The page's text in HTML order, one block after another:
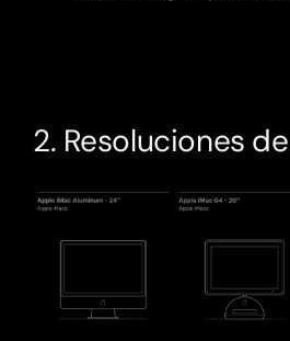
2. Resoluciones